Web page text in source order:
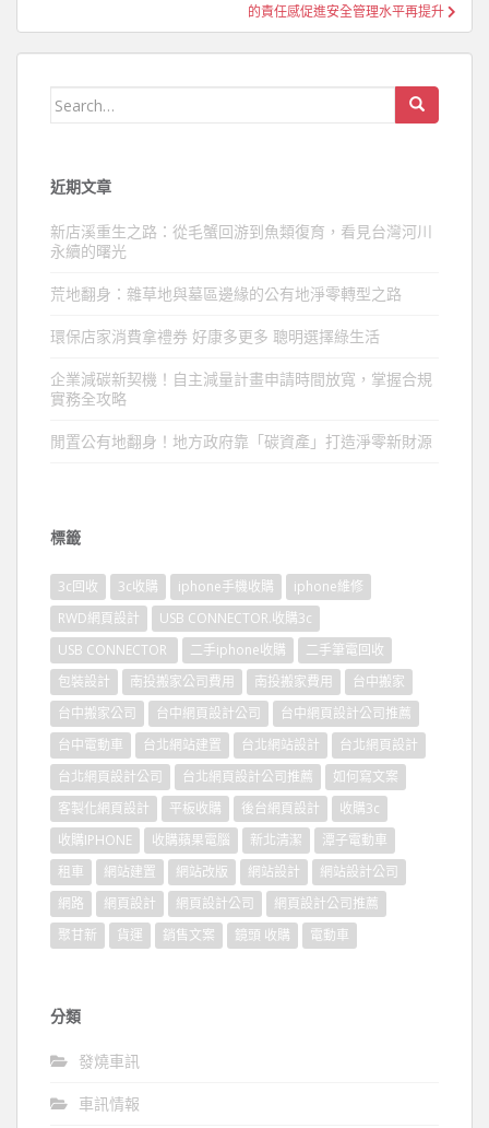
的責任感促進安全管理水平再提升
Search
近期文章
新店溪重生之路：從毛蟹回游到魚類復育，看見台灣河川
永續的曙光
荒地翻身：雜草地與墓區邊緣的公有地淨零轉型之路
環保店家消費拿禮券 好康多更多 聰明選擇綠生活
企業減碳新契機！自主減量計畫申請時間放寬，掌握合規
實務全攻略
閒置公有地翻身！地方政府靠「碳資產」打造淨零新財源
標籤
3c回收 3c收購 iphone手機收購
iphone維修
RWD網頁設計
USB CONNECTOR.收購3c
USB CONNECTOR
二手iphone收購
二手筆電回收
包裝設計
南投搬家公司費用 南投搬家費用
台中搬家
台中搬家公司
台中網頁設計公司
台中網頁設計公司推薦
台中電動車
台北網站建置 台北網站設計
台北網頁設計
台北網頁設計公司
台北網頁設計公司推薦
如何寫文案
客製化網頁設計
平板收購 後台網頁設計
收購3c
收購IPHONE
收購蘋果電腦 新北清潔
潭子電動車
租車
網站建置 網站改版 網站設計
網站設計公司
網路
網頁設計 網頁設計公司
網頁設計公司推薦
聚甘新
貨運 銷售文案 鏡頭 收購 電動車
分類
發燒車訊
車訊情報